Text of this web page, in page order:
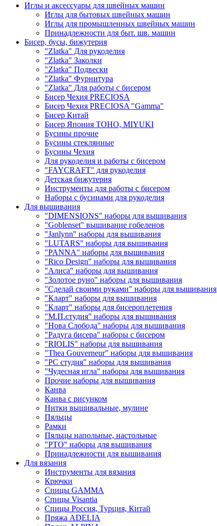
Иглы и аксессуары для швейных машин
Иглы для бытовых швейных машин
Иглы для промышленных швейных машин
Принадлежности для быт. шв. машин
Бисер, бусы, бижутерия
"Zlatka" Для рукоделия
"Zlatka" Заколки
"Zlatka" Подвески
"Zlatka" Фурнитура
"Zlatka" Для работы с бисером
Бисер Чехия PRECIOSA
Бисер Чехия PRECIOSA "Gamma"
Бисер Китай
Бисер Япония TOHO, MIYUKI
Бусины прочие
Бусины стеклянные
Бусины Чехия
Для рукоделия и работы с бисером
"FAYCRAFT" для рукоделия
Детская бижутерия
Инструменты для работы с бисером
Наборы с бусинами для рукоделия
Для вышивания
"DIMENSIONS" наборы для вышивания
"Goblenset" вышивание гобеленов
"Janlynn" наборы для вышивания
"LUTARS" наборы для вышивания
"PANNA" наборы для вышивания
"Rico Design" наборы для вышивания
"Алиса" наборы для вышивания
"Золотое руно" наборы для вышивания
"Сделай своими руками" наборы для вышивания
"Кларт" наборы для вышивания
"Кларт" наборы для бисероплетения
"М.П.студия" наборы для вышивания
"Нова Слобода" наборы для вышивания
"Радуга бисера" наборы с бисером
"RIOLIS" наборы для вышивания
"Thea Gouverneur" наборы для вышивания
"РС студия" наборы для вышивания
"Чудесная игла" наборы для вышивания
Прочие наборы для вышивания
Канва
Канва с рисунком
Нитки вышивальные, мулине
Пяльцы
Рамки
Пяльцы напольные, настольные
"РТО" наборы для вышивания
Принадлежности для вышивания
Для вязания
Инструменты для вязания
Крючки
Спицы GAMMA
Спицы Visantia
Спицы Россия, Турция, Китай
Пряжа ADELIA